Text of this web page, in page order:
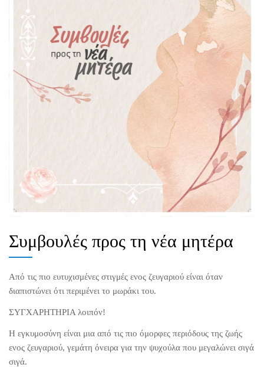
Συμβουλές προς τη νέα μητέρα
Από τις πιο ευτυχισμένες στιγμές ενος ζευγαριού είναι όταν
διαπιστώνει ότι περιμένει το μωράκι του.
ΣΥΓΧΑΡΗΤΗΡΙΑ λοιπόν!
Η εγκυμοσύνη είναι μια από τις πιο όμορφες περιόδους της ζωής
ενος ζευγαριού, γεμάτη όνειρα για την ψυχούλα που μεγαλώνει σιγά
σιγά.